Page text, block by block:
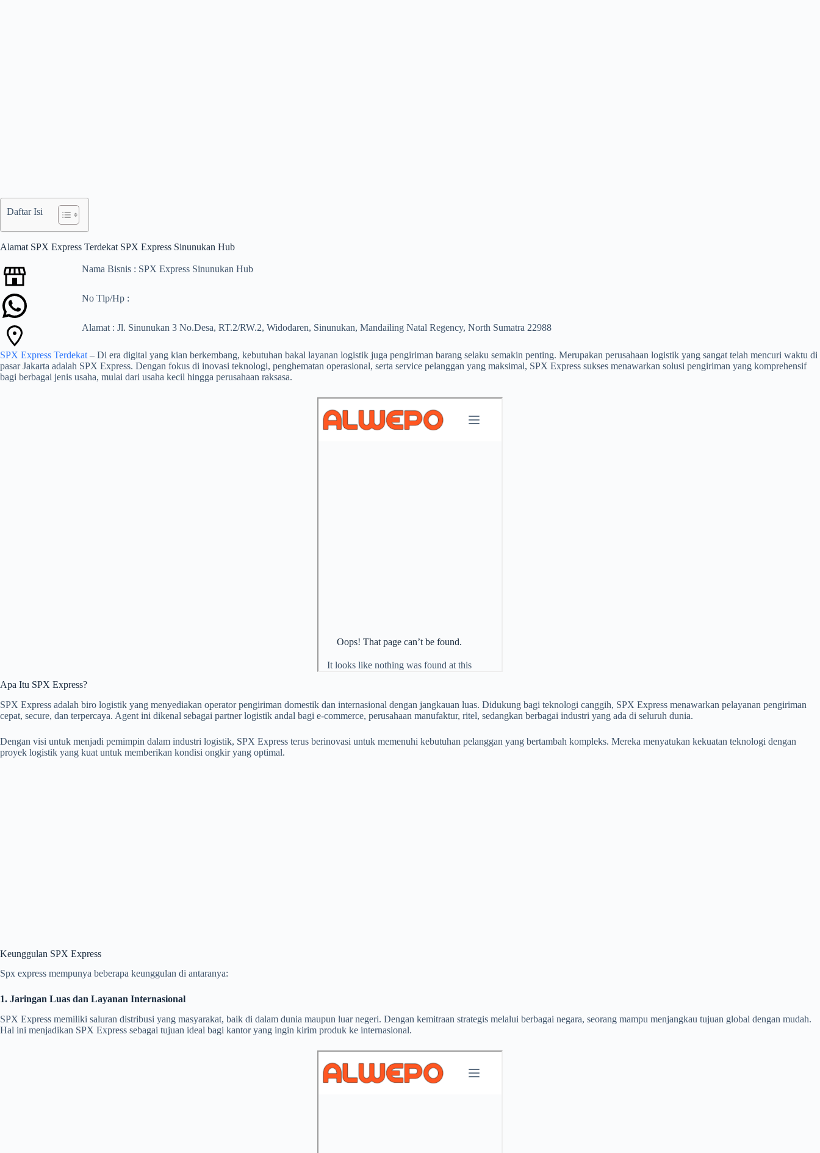
Daftar Isi
Alamat SPX Express Terdekat SPX Express Sinunukan Hub
Nama Bisnis : SPX Express Sinunukan Hub
No Tlp/Hp :
Alamat : Jl. Sinunukan 3 No.Desa, RT.2/RW.2, Widodaren, Sinunukan, Mandailing Natal Regency, North Sumatra 22988
SPX Express Terdekat – Di era digital yang kian berkembang, kebutuhan bakal layanan logistik juga pengiriman barang selaku semakin penting. Merupakan perusahaan logistik yang sangat telah mencuri waktu di
pasar Jakarta adalah SPX Express. Dengan fokus di inovasi teknologi, penghematan operasional, serta service pelanggan yang maksimal, SPX Express sukses menawarkan solusi pengiriman yang komprehensif
bagi berbagai jenis usaha, mulai dari usaha kecil hingga perusahaan raksasa.
Apa Itu SPX Express?
SPX Express adalah biro logistik yang menyediakan operator pengiriman domestik dan internasional dengan jangkauan luas. Didukung bagi teknologi canggih, SPX Express menawarkan pelayanan pengiriman
cepat, secure, dan terpercaya. Agent ini dikenal sebagai partner logistik andal bagi e-commerce, perusahaan manufaktur, ritel, sedangkan berbagai industri yang ada di seluruh dunia.
Dengan visi untuk menjadi pemimpin dalam industri logistik, SPX Express terus berinovasi untuk memenuhi kebutuhan pelanggan yang bertambah kompleks. Mereka menyatukan kekuatan teknologi dengan
proyek logistik yang kuat untuk memberikan kondisi ongkir yang optimal.
Keunggulan SPX Express
Spx express mempunya beberapa keunggulan di antaranya:
1. Jaringan Luas dan Layanan Internasional
SPX Express memiliki saluran distribusi yang masyarakat, baik di dalam dunia maupun luar negeri. Dengan kemitraan strategis melalui berbagai negara, seorang mampu menjangkau tujuan global dengan mudah.
Hal ini menjadikan SPX Express sebagai tujuan ideal bagi kantor yang ingin kirim produk ke internasional.